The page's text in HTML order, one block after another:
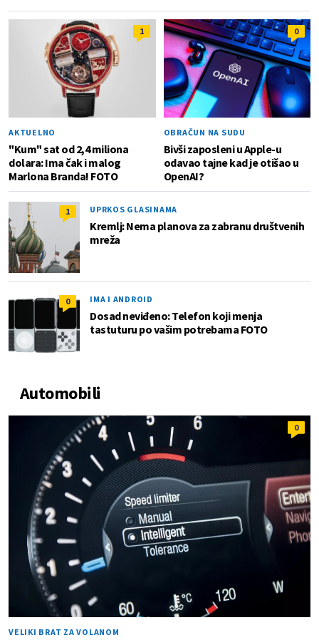
1
AKTUELNO
"Kum" sat od 2,4 miliona
dolara: Ima čak i malog
Marlona Branda! FOTO
0
OBRAČUN NA SUDU
Bivši zaposleni u Apple-u
odavao tajne kad je otišao u
OpenAI?
1 UPRKOS GLASINAMA
Kremlj: Nema planova za zabranu društvenih
mreža
0 IMA I ANDROID
Dosad neviđeno: Telefon koji menja
tastuturu po vašim potrebama FOTO
Automobili
0
VELIKI BRAT ZA VOLANOM